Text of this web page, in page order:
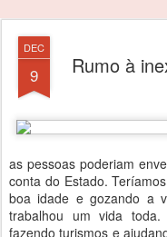
DEC
9 Rumo à
as pessoas poderiam
conta do Estado.
boa idade e gozando a
trabalhou um vida
fazendo turismos e